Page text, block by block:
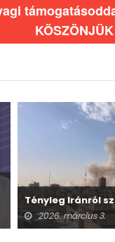
Tényleg Iránról
2026. március 3.